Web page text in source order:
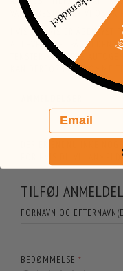
VARER BESTRÆBER VI OS PÅ
HVIS EN PRIS ER ÅBENLYST
AT LEVERE DET
TEKSTER KAN VÆRE
KAN DERFOR FOREKOMME
FOR HVIS DU VIL
TILFØJ
FORNAVN OG
BEDØMMELSE
Email